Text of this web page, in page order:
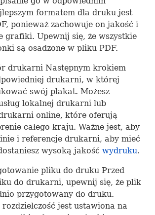
formatem dla druku jest
, ponieważ zachowuje on jakość i
grafiki. Upewnij się, że wszystkie
są osadzone w pliku PDF.
drukarni Następnym krokiem
drukarni, w której
swój plakat. Możesz
lokalnej drukarni lub
online, które oferują
całego kraju. Ważne jest, aby
i referencje drukarni, aby mieć
wysoką jakość wydruku.
pliku do druku Przed
do drukarni, upewnij się, że plik
przygotowany do druku.
rozdzielczość jest ustawiona na